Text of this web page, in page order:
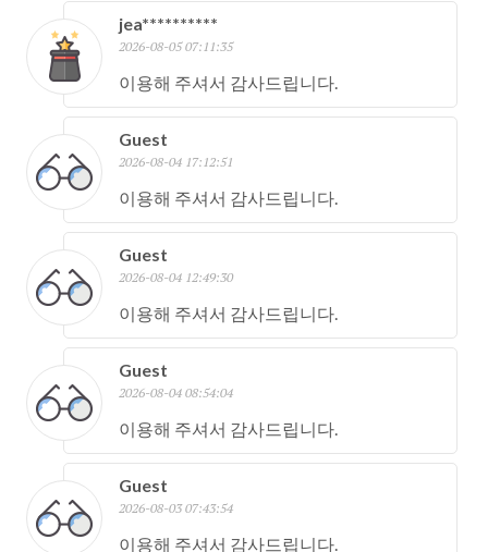
jea**********
2026-08-05 07:11:35
이용해 주셔서 감사드립니다.
Guest
2026-08-04 17:12:51
이용해 주셔서 감사드립니다.
Guest
2026-08-04 12:49:30
이용해 주셔서 감사드립니다.
Guest
2026-08-04 08:54:04
이용해 주셔서 감사드립니다.
Guest
2026-08-03 07:43:54
이용해 주셔서 감사드립니다.